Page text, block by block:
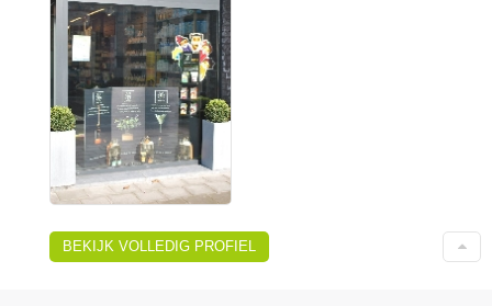
BEKIJK VOLLEDIG PROFIEL